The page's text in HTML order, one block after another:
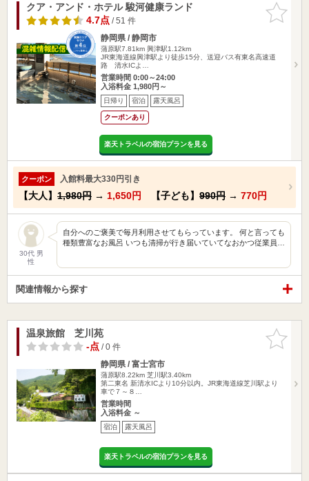
お気に入
りに追加
クア・アンド・ホテル 駿河健康ランド
4.7点/ 51 件
静岡県 / 静岡市
蒲原駅7.81km 興津駅1.12km
JR東海道線興津駅より徒歩15分、送迎バス有東名高速道
路 清水ICよ…
営業時間 0:00～24:00
入浴料金 1,980円～
日帰り 宿泊 露天風呂
クーポンあり
楽天トラベルの宿泊プランを見る
クーポン 入館料最大330円引き
【大人】 1,980円 → 1,650円 【子ども】 990円 → 770円
30代 男
性
自分へのご褒美で毎月利用させてもらっています。 何と言っても
種類豊富なお風呂 いつも清掃が行き届いていてなおかつ従業員…
関連情報から探す
お気に入
りに追加
温泉旅館 芝川苑
-点/ 0 件
静岡県 / 富士宮市
蒲原駅8.22km 芝川駅3.40km
第二東名 新清水ICより10分以内。JR東海道線芝川駅より
車で７～８…
営業時間
入浴料金 ～
宿泊 露天風呂
楽天トラベルの宿泊プランを見る